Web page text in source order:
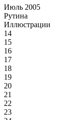
Июль 2005
Рутина
Иллюстрации
14
15
16
17
18
19
20
21
22
23